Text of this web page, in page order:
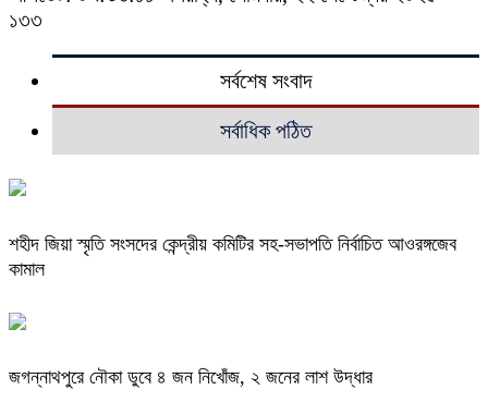
১৩৩
সর্বশেষ সংবাদ
সর্বাধিক পঠিত
শহীদ জিয়া স্মৃতি সংসদের কেন্দ্রীয় কমিটির সহ-সভাপতি নির্বাচিত আওরঙ্গজেব
কামাল
জগন্নাথপুরে নৌকা ডুবে ৪ জন নিখোঁজ, ২ জনের লাশ উদ্ধার